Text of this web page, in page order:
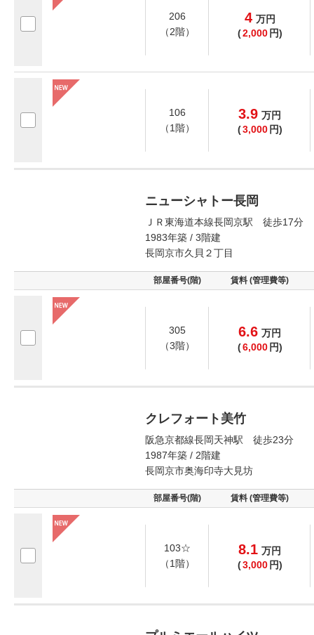
206
（2階）
4 万円
(2,000 円)
106
（1階）
3.9 万円
(3,000 円)
ニューシャトー長岡
ＪＲ東海道本線長岡京駅 徒歩17分
1983年築 / 3階建
長岡京市久貝２丁目
部屋番号(階) 賃料 (管理費等)
305
（3階）
6.6 万円
(6,000 円)
クレフォート美竹
阪急京都線長岡天神駅 徒歩23分
1987年築 / 2階建
長岡京市奥海印寺大見坊
部屋番号(階) 賃料 (管理費等)
103☆
（1階）
8.1 万円
(3,000 円)